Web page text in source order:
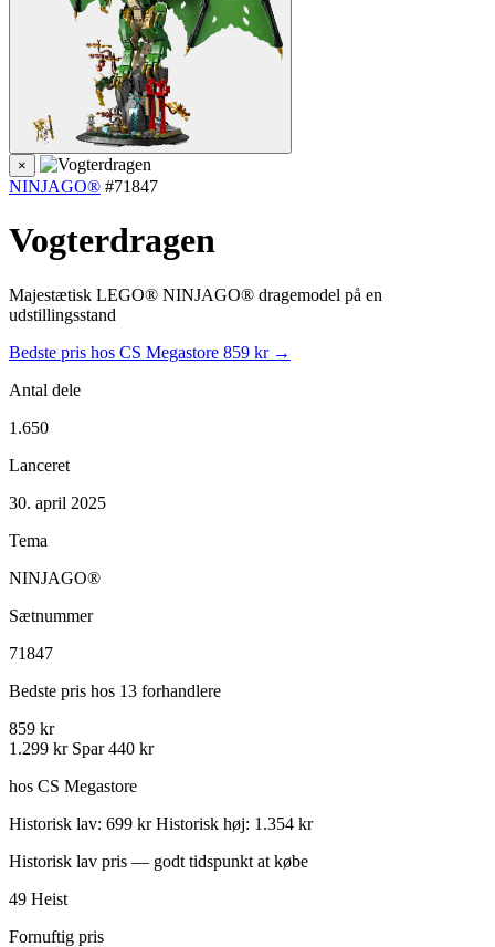
×
NINJAGO® #71847
Vogterdragen
Majestætisk LEGO® NINJAGO® dragemodel på en
udstillingsstand
Bedste pris hos CS Megastore 859 kr →
Antal dele
1.650
Lanceret
30. april 2025
Tema
NINJAGO®
Sætnummer
71847
Bedste pris hos 13 forhandlere
859 kr
1.299 kr Spar 440 kr
hos CS Megastore
Historisk lav: 699 kr Historisk høj: 1.354 kr
Historisk lav pris — godt tidspunkt at købe
49 Heist
Fornuftig pris